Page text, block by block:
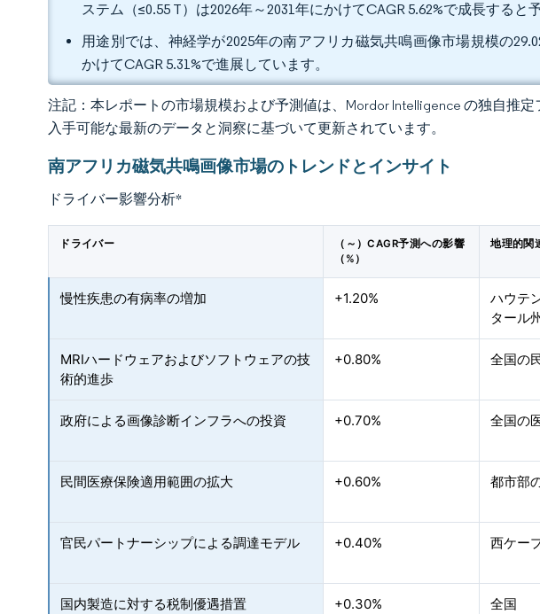
ステム（≤0.55 T）は2026年～2031年にかけてCAGR 5.62%で成長すると
用途別では、神経学が2025年の南アフリカ磁気共鳴画像市場規模の
かけてCAGR 5.31%で進展しています。
注記：本レポートの市場規模および予測値は、Mordor Intelligence の独自推
入手可能な最新のデータと洞察に基づいて更新されています。
南アフリカ磁気共鳴画像市場のトレンドとインサイト
ドライバー影響分析*
ドライバー
（～）CAGR予測への影響
（%）
地理的関
慢性疾患の有病率の増加 +1.20%
ハウテ
タール
MRIハードウェアおよびソフトウェアの技
術的進歩
+0.80% 全国の
政府による画像診断インフラへの投資 +0.70% 全国の
民間医療保険適用範囲の拡大 +0.60% 都市部
官民パートナーシップによる調達モデル +0.40% 西ケー
国内製造に対する税制優遇措置 +0.30% 全国